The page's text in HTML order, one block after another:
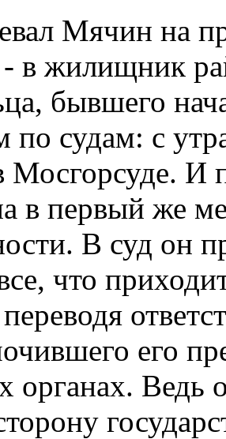
Мячин на
в жилищник
бывшего
по судам: с
Мосгорсуде. И
в первый же
В суд он
что
его
органах. Ведь